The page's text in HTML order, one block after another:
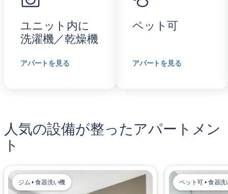
ユニット内に
洗濯機／乾燥機
アパートを見る
ペット可
アパートを見る
人気の設備が整ったアパートメン
ト
ジム • 食器洗い機 ペット可 • 食器洗